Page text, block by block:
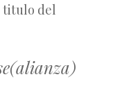
titulo del